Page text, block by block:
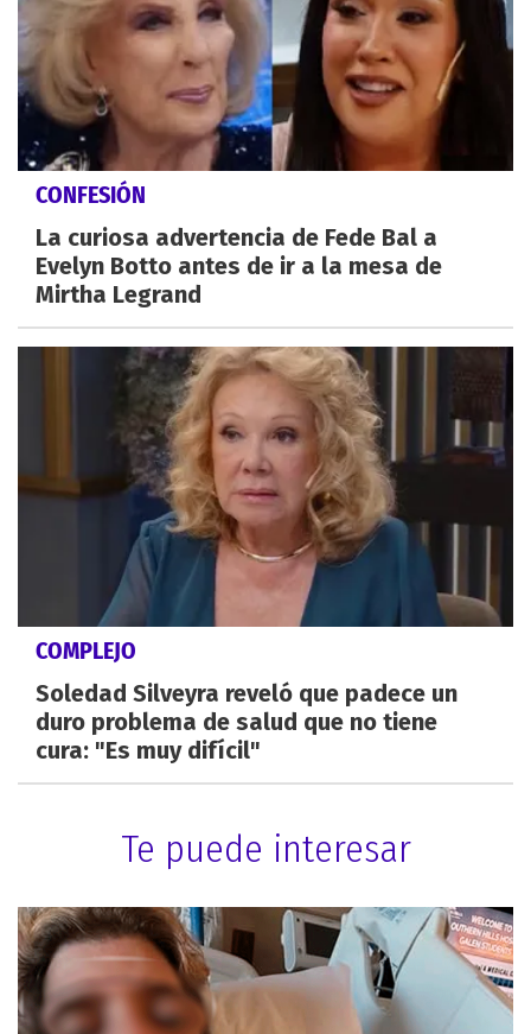
CONFESIÓN
La curiosa advertencia de Fede Bal a
Evelyn Botto antes de ir a la mesa de
Mirtha Legrand
COMPLEJO
Soledad Silveyra reveló que padece un
duro problema de salud que no tiene
cura: "Es muy difícil"
Te puede interesar